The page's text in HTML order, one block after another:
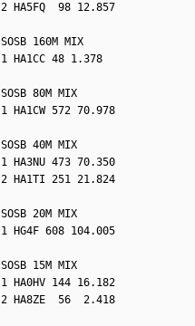
2 HA5FQ  98 12.857
SOSB 160M MIX
1 HA1CC 48 1.378
SOSB 80M MIX
1 HA1CW 572 70.978
SOSB 40M MIX
1 HA3NU 473 70.350
2 HA1TI 251 21.824
SOSB 20M MIX
1 HG4F 608 104.005
SOSB 15M MIX
1 HA0HV 144 16.182
2 HA8ZE  56  2.418